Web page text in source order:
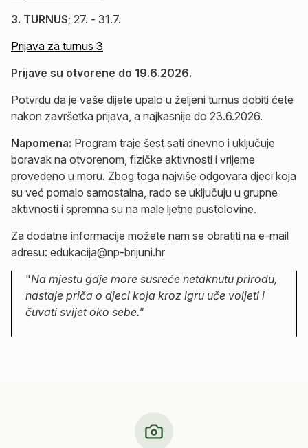
3. TURNUS; 27. - 31.7.
Prijava za turnus 3
Prijave su otvorene do 19.6.2026.
Potvrdu da je vaše dijete upalo u željeni turnus dobiti ćete
nakon završetka prijava, a najkasnije do 23.6.2026.
Napomena: Program traje šest sati dnevno i uključuje
boravak na otvorenom, fizičke aktivnosti i vrijeme
provedeno u moru. Zbog toga najviše odgovara djeci koja
su već pomalo samostalna, rado se uključuju u grupne
aktivnosti i spremna su na male ljetne pustolovine.
Za dodatne informacije možete nam se obratiti na e-mail
adresu: edukacija@np-brijuni.hr
"Na mjestu gdje more susreće netaknutu prirodu,
nastaje priča o djeci koja kroz igru uče voljeti i
čuvati svijet oko sebe."